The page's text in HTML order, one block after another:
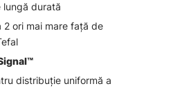
lungă durată
2 ori mai mare față de
distribuție uniformă a